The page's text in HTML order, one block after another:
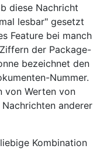
diese Nachricht
lesbar" gesetzt
Feature bei manch
der Package-
bezeichnet den
Nummer.
von Werten von
anderer
Kombination